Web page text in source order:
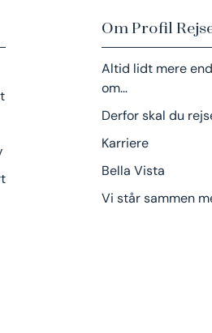
Om Profil
Altid lidt mere
om…
Derfor skal du
Karriere
Bella Vista
Vi står sammen